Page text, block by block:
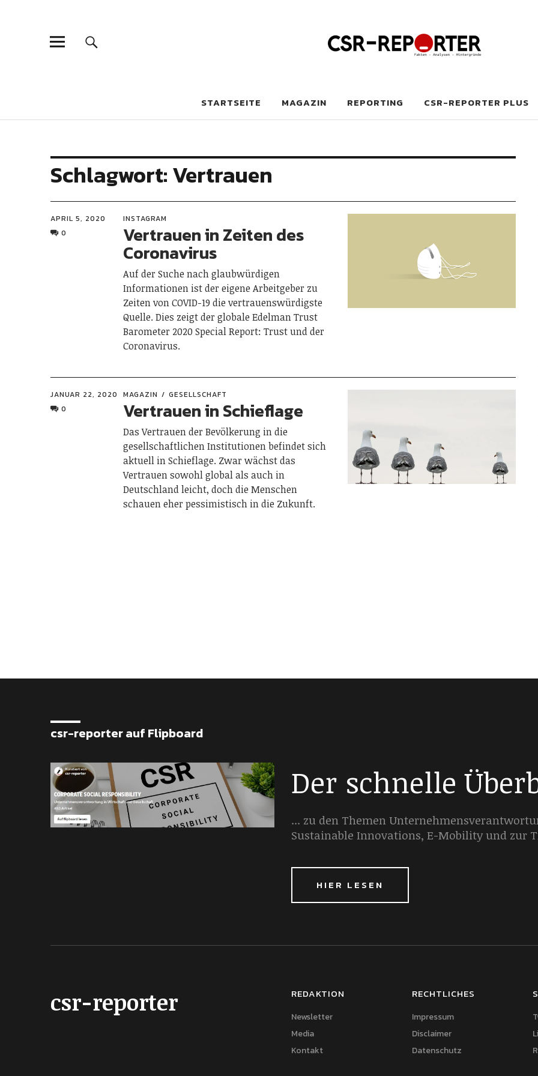
csr-reporter
STARTSEITE MAGAZIN REPORTING CSR-REPORTER PLUS
Schlagwort:Vertrauen
APRIL 5, 2020
0
INSTAGRAM
Vertrauen in Zeiten des
Coronavirus
Auf der Suche nach glaubwürdigen
Informationen ist der eigene Arbeitgeber zu
Zeiten von COVID-19 die vertrauenswürdigste
Quelle. Dies zeigt der globale Edelman Trust
Barometer 2020 Special Report: Trust und der
Coronavirus.
JANUAR 22, 2020
0
MAGAZIN GESELLSCHAFT
Vertrauen in Schieflage
Das Vertrauen der Bevölkerung in die
gesellschaftlichen Institutionen befindet sich
aktuell in Schieflage. Zwar wächst das
Vertrauen sowohl global als auch in
Deutschland leicht, doch die Menschen
schauen eher pessimistisch in die Zukunft.
csr-reporter auf Flipboard
Der schnelle
... zu den Themen
Sustainable Innovations, E-Mobility und zur
HIER LESEN
csr-reporter REDAKTION
Newsletter
Media
Kontakt
RECHTLICHES
Impressum
Disclaimer
Datenschutz